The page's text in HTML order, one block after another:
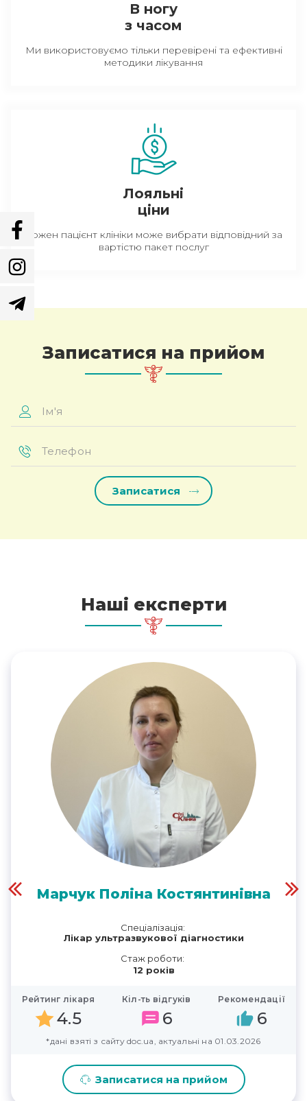
В ногу
з часом
Ми використовуємо тільки перевірені та ефективні
методики лікування
Лояльні
ціни
Кожен пацієнт клініки може вибрати відповідний за
вартістю пакет послуг
Записатися на прийом
Ім'я
Телефон
Наші експерти
Марчук Поліна Костянтинівна
Спеціалізація:
Лікар ультразвукової діагностики
Стаж роботи:
12 років
Рейтинг лікаря
4.5
Кіл-ть відгуків
6
Рекомендації
6
*дані взяті з сайту doc.ua, актуальні на 01.03.2026
Записатися на прийом